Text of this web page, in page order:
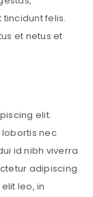
felis.
et netus et
elit.
nec
id nibh viverra
adipiscing
leo, in